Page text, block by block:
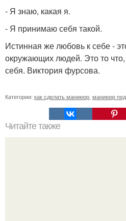
- Я знаю, какая я.
- Я принимаю себя такой.
Истинная же любовь к себе -
окружающих людей. Это то что,
себя. Виктория фурсова.
Категории: как сделать маникюр маникюр
Читайте также